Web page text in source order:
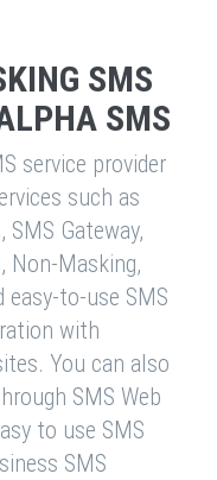
SMS
SMS
service provider
such as
SMS Gateway,
Non-Masking,
to-use SMS
with
You can also
SMS Web
to use SMS
SMS